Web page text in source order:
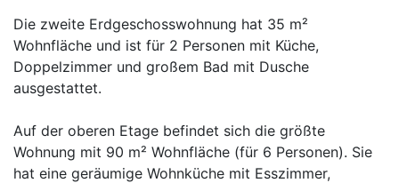
Die zweite Erdgeschosswohnung hat 35 m²
Wohnfläche und ist für 2 Personen mit Küche,
Doppelzimmer und großem Bad mit Dusche
ausgestattet.
Auf der oberen Etage befindet sich die größte
Wohnung mit 90 m² Wohnfläche (für 6 Personen). Sie
hat eine geräumige Wohnküche mit Esszimmer,